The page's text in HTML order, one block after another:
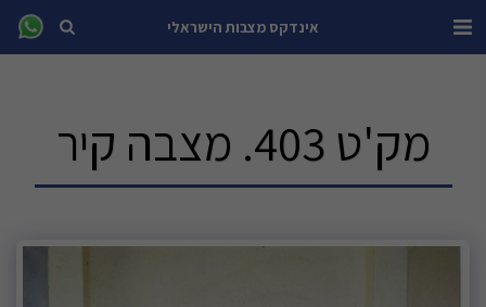
אינדקס מצבות הישראלי
מק'ט 403. מצבה קיר